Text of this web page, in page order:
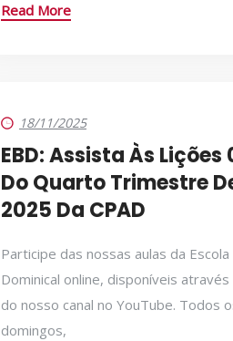
Read More
18/11/2025
EBD: Assista Às Lições
Do Quarto Trimestre
2025 Da CPAD
Participe das nossas aulas da Escola
Dominical online, disponíveis através
do nosso canal no YouTube. Todos
domingos,